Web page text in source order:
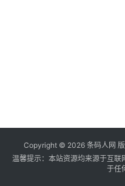
Copyright © 2026 条码人网
温馨提示：本站资源均来源于互联
于任